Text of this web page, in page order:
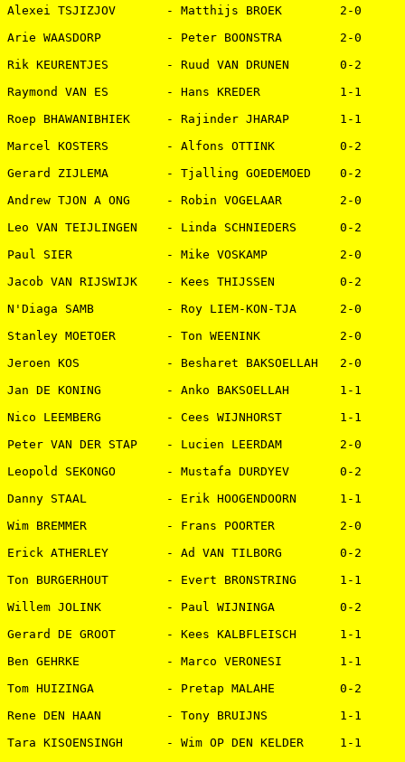
Alexei TSJIZJOV       - Matthijs BROEK        2-0
Arie WAASDORP         - Peter BOONSTRA        2-0
Rik KEURENTJES        - Ruud VAN DRUNEN       0-2
Raymond VAN ES        - Hans KREDER           1-1
Roep BHAWANIBHIEK     - Rajinder JHARAP       1-1
Marcel KOSTERS        - Alfons OTTINK         0-2
Gerard ZIJLEMA        - Tjalling GOEDEMOED    0-2
Andrew TJON A ONG     - Robin VOGELAAR        2-0
Leo VAN TEIJLINGEN    - Linda SCHNIEDERS      0-2
Paul SIER             - Mike VOSKAMP          2-0
Jacob VAN RIJSWIJK    - Kees THIJSSEN         0-2
N'Diaga SAMB          - Roy LIEM-KON-TJA      2-0
Stanley MOETOER       - Ton WEENINK           2-0
Jeroen KOS            - Besharet BAKSOELLAH   2-0
Jan DE KONING         - Anko BAKSOELLAH       1-1
Nico LEEMBERG         - Cees WIJNHORST        1-1
Peter VAN DER STAP    - Lucien LEERDAM        2-0
Leopold SEKONGO       - Mustafa DURDYEV       0-2
Danny STAAL           - Erik HOOGENDOORN      1-1
Wim BREMMER           - Frans POORTER         2-0
Erick ATHERLEY        - Ad VAN TILBORG        0-2
Ton BURGERHOUT        - Evert BRONSTRING      1-1
Willem JOLINK         - Paul WIJNINGA         0-2
Gerard DE GROOT       - Kees KALBFLEISCH      1-1
Ben GEHRKE            - Marco VERONESI        1-1
Tom HUIZINGA          - Pretap MALAHE         0-2
Rene DEN HAAN         - Tony BRUIJNS          1-1
Tara KISOENSINGH      - Wim OP DEN KELDER     1-1